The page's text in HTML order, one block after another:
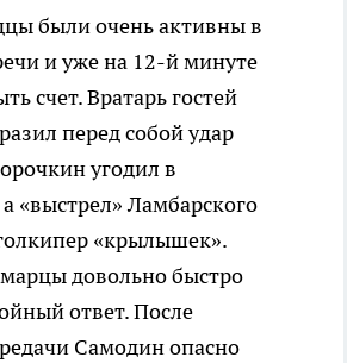
были очень активны в
и уже на 12-й минуте
счет. Вратарь гостей
перед собой удар
угодил в
«выстрел» Ламбарского
«крылышек».
довольно быстро
ответ. После
Самодин опасно